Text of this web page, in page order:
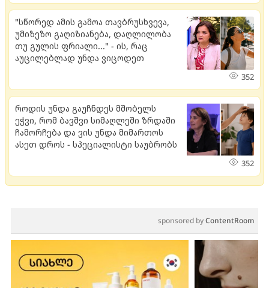
"სწორედ ამის გამოა თავბრუსხვევა,
უმიზეზო გაღიზიანება, დაღლილობა
თუ გულის ფრიალი..." - ის, რაც
აუცილებლად უნდა ვიცოდეთ
352
როდის უნდა გაუჩნდეს მშობელს
ეჭვი, რომ ბავშვი სიმაღლეში ზრდაში
ჩამორჩება და ვის უნდა მიმართოს
ასეთ დროს - სპეციალისტი საუბრობს
352
sponsored byContentRoom